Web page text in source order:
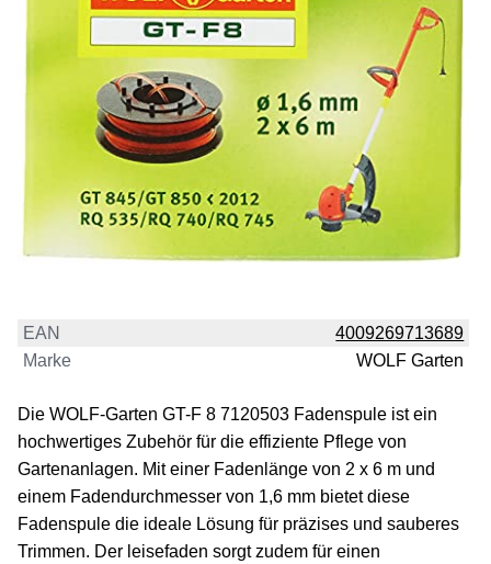
EAN
4009269713689
Marke
WOLF Garten
Die WOLF-Garten GT-F 8 7120503 Fadenspule ist ein
hochwertiges Zubehör für die effiziente Pflege von
Gartenanlagen. Mit einer Fadenlänge von 2 x 6 m und
einem Fadendurchmesser von 1,6 mm bietet diese
Fadenspule die ideale Lösung für präzises und sauberes
Trimmen. Der leisefaden sorgt zudem für einen